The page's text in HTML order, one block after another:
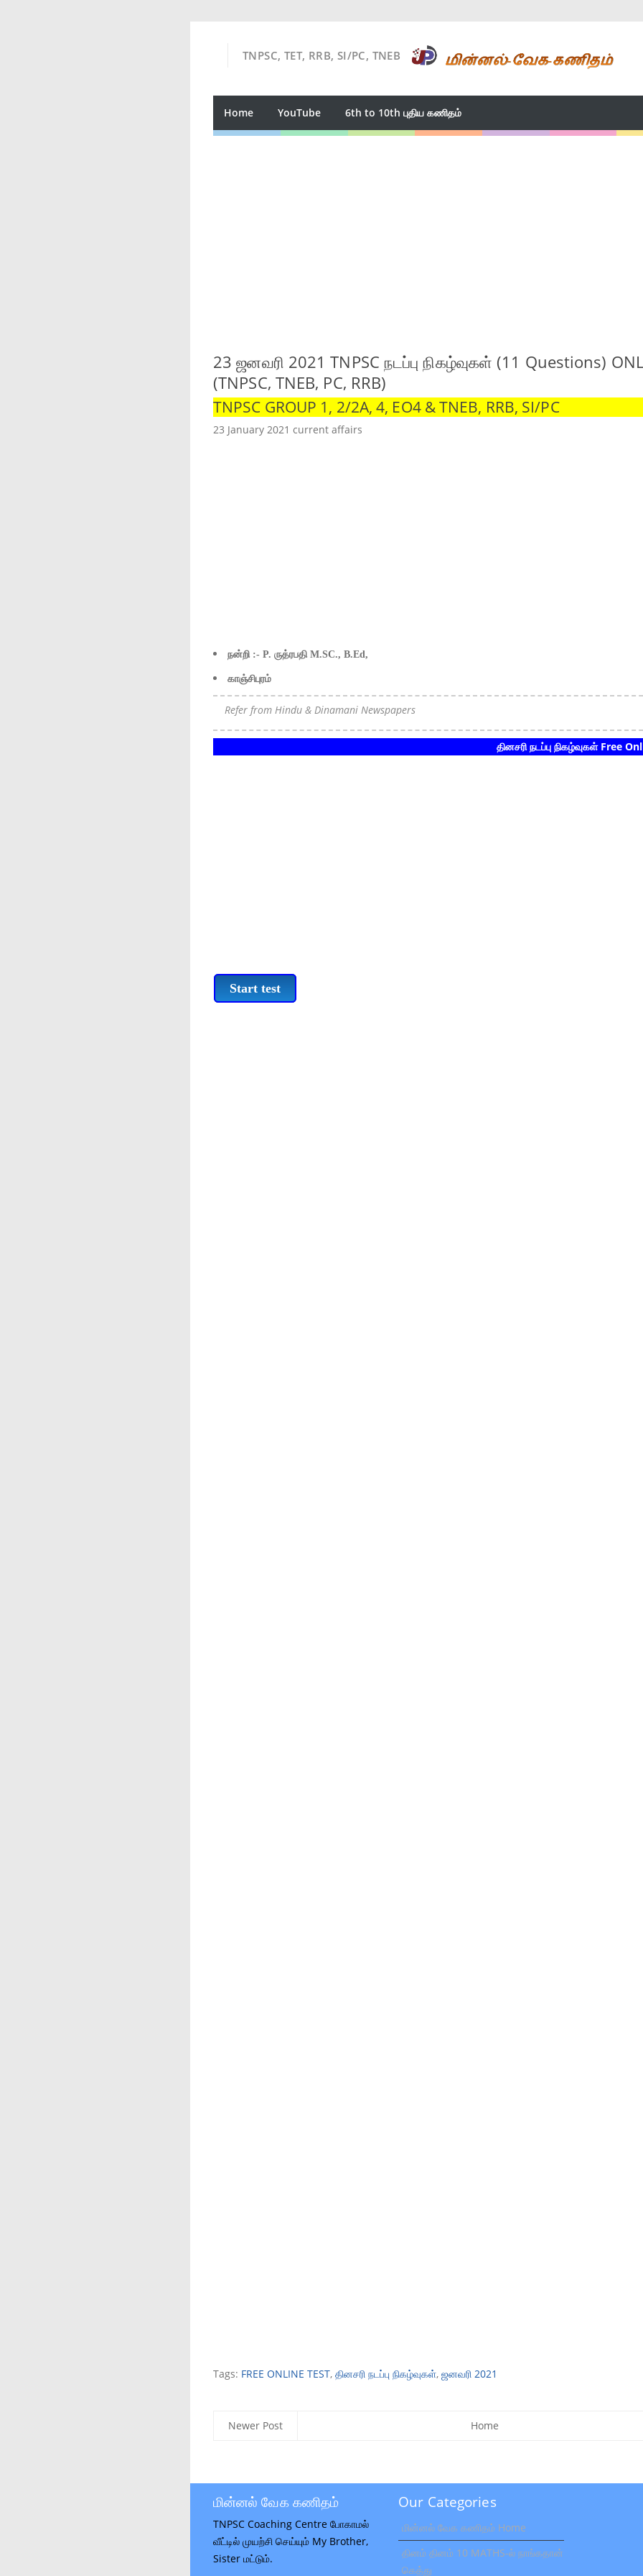
TNPSC, TET, RRB, SI/PC, TNEB
Home YouTube 6th to 10th புதிய கணிதம்
23 ஜனவரி 2021 TNPSC நடப்பு நிகழ்வுகள் (11 Questions)
(TNPSC, TNEB, PC, RRB)
TNPSC GROUP 1, 2/2A, 4, EO4 & TNEB, RRB, SI/PC
23 January 2021 current affairs
நன்றி :- P. ருத்ரபதி M.SC., B.Ed,
காஞ்சிபுரம்
Refer from Hindu & Dinamani Newspapers
தினசரி நடப்பு நிகழ்வுகள் Free Online
Start test
Tags: FREE ONLINE TEST, தினசரி நடப்பு நிகழ்வுகள், ஜனவரி 2021
Newer Post Home
மின்னல் வேக கணிதம்
TNPSC Coaching Centre போகாமல்
வீட்டில் முயற்சி செய்யும் My Brother,
Sister மட்டும்.
Our Categories
மின்னல் வேக கணிதம் Home
தினம் தினம் 10 MATHS-ல் நாங்கதான்
கெத்து